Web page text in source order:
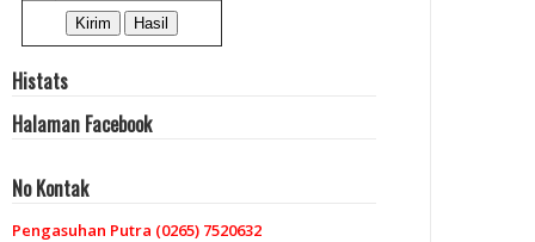
Histats
Halaman Facebook
No Kontak
Pengasuhan Putra (0265) 7520632